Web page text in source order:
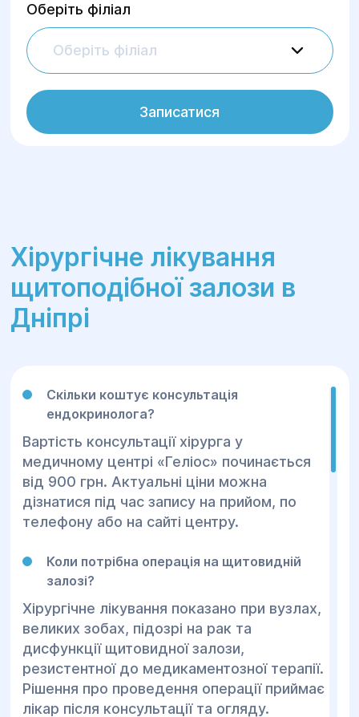
Оберіть філіал
Оберіть філіал
Записатися
Хірургічне лікування
щитоподібної залози в
Дніпрі
Скільки коштує консультація
ендокринолога?
Вартість консультації хірурга у
медичному центрі «Геліос» починається
від 900 грн. Актуальні ціни можна
дізнатися під час запису на прийом, по
телефону або на сайті центру.
Коли потрібна операція на щитовидній
залозі?
Хірургічне лікування показано при вузлах,
великих зобах, підозрі на рак та
дисфункції щитовидної залози,
резистентної до медикаментозної терапії.
Рішення про проведення операції приймає
лікар після консультації та огляду.